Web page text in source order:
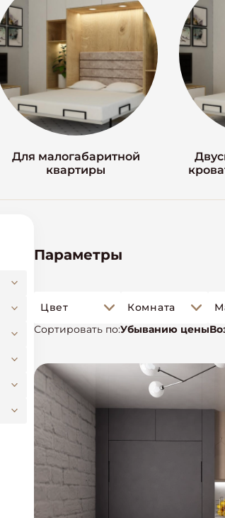
Для малогабаритной
квартиры
Параметры
Цвет Комната
Сортировать по:Убыванию цены